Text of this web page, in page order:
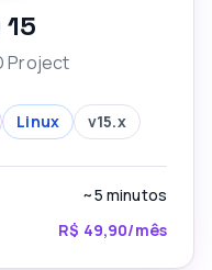
15
Project
Linux v15.x
~5 minutos
R$ 49,90/mês